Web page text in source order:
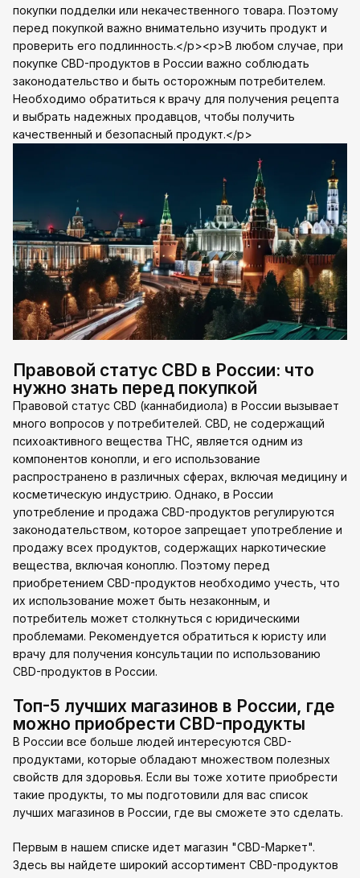
покупки подделки или некачественного товара. Поэтому
перед покупкой важно внимательно изучить продукт и
проверить его подлинность.</p><p>В любом случае, при
покупке CBD-продуктов в России важно соблюдать
законодательство и быть осторожным потребителем.
Необходимо обратиться к врачу для получения рецепта
и выбрать надежных продавцов, чтобы получить
качественный и безопасный продукт.</p>
Правовой статус CBD в России: что
нужно знать перед покупкой
Правовой статус CBD (каннабидиола) в России вызывает
много вопросов у потребителей. CBD, не содержащий
психоактивного вещества THC, является одним из
компонентов конопли, и его использование
распространено в различных сферах, включая медицину и
косметическую индустрию. Однако, в России
употребление и продажа CBD-продуктов регулируются
законодательством, которое запрещает употребление и
продажу всех продуктов, содержащих наркотические
вещества, включая коноплю. Поэтому перед
приобретением CBD-продуктов необходимо учесть, что
их использование может быть незаконным, и
потребитель может столкнуться с юридическими
проблемами. Рекомендуется обратиться к юристу или
врачу для получения консультации по использованию
CBD-продуктов в России.
Топ-5 лучших магазинов в России, где
можно приобрести CBD-продукты
В России все больше людей интересуются CBD-
продуктами, которые обладают множеством полезных
свойств для здоровья. Если вы тоже хотите приобрести
такие продукты, то мы подготовили для вас список
лучших магазинов в России, где вы сможете это сделать.
Первым в нашем списке идет магазин "CBD-Маркет".
Здесь вы найдете широкий ассортимент CBD-продуктов